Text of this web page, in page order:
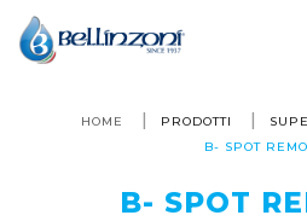
HOME PRODOTTI
B- SPOT
B- SPOT